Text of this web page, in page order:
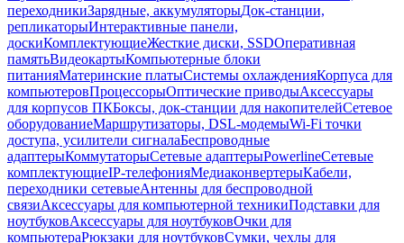
переходникиЗарядные, аккумуляторыДок-станции,
репликаторыИнтерактивные панели,
доскиКомплектующиеЖесткие диски, SSDОперативная
памятьВидеокартыКомпьютерные блоки
питанияМатеринские платыСистемы охлажденияКорпуса для
компьютеровПроцессорыОптические приводыАксессуары
для корпусов ПКБоксы, док-станции для накопителейСетевое
оборудованиеМаршрутизаторы, DSL-модемыWi-Fi точки
доступа, усилители сигналаБеспроводные
адаптерыКоммутаторыСетевые адаптерыPowerlineСетевые
комплектующиеIP-телефонияМедиаконвертерыКабели,
переходники сетевыеАнтенны для беспроводной
связиАксессуары для компьютерной техникиПодставки для
ноутбуковАксессуары для ноутбуковОчки для
компьютераРюкзаки для ноутбуковСумки, чехлы для